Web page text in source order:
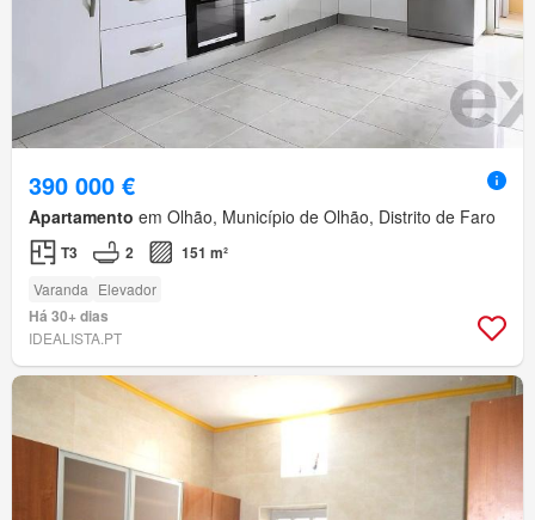
390 000 €
Apartamento em Olhão, Município de Olhão, Distrito de Faro
T3 2 151 m²
Varanda Elevador
Há 30+ dias
IDEALISTA.PT